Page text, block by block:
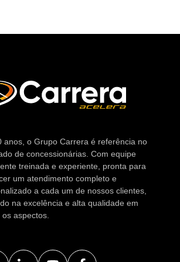
anos, o Grupo Carrera é referência no
de concessionárias. Com equipe
treinada e experiente, pronta para
um atendimento completo e
a cada um de nossos clientes,
na excelência e alta qualidade em
os aspectos.